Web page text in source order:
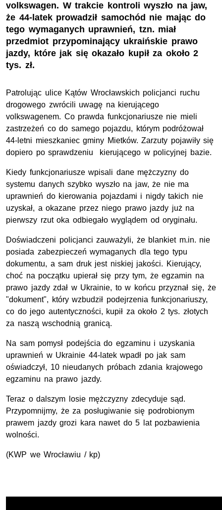
volkswagen. W trakcie kontroli wyszło na jaw,
że 44-latek prowadził samochód nie mając do
tego wymaganych uprawnień, tzn. miał
przedmiot przypominający ukraińskie prawo
jazdy, które jak się okazało kupił za około 2
tys. zł.
Patrolując ulice Kątów Wrocławskich policjanci ruchu
drogowego zwrócili uwagę na kierującego
volkswagenem. Co prawda funkcjonariusze nie mieli
zastrzeżeń co do samego pojazdu, którym podróżował
44-letni mieszkaniec gminy Mietków. Zarzuty pojawiły się
dopiero po sprawdzeniu kierującego w policyjnej bazie.
Kiedy funkcjonariusze wpisali dane mężczyzny do
systemu danych szybko wyszło na jaw, że nie ma
uprawnień do kierowania pojazdami i nigdy takich nie
uzyskał, a okazane przez niego prawo jazdy już na
pierwszy rzut oka odbiegało wyglądem od oryginału.
Doświadczeni policjanci zauważyli, że blankiet m.in. nie
posiada zabezpieczeń wymaganych dla tego typu
dokumentu, a sam druk jest niskiej jakości. Kierujący,
choć na początku upierał się przy tym, że egzamin na
prawo jazdy zdał w Ukrainie, to w końcu przyznał się, że
"dokument", który wzbudził podejrzenia funkcjonariuszy,
co do jego autentyczności, kupił za około 2 tys. złotych
za naszą wschodnią granicą.
Na sam pomysł podejścia do egzaminu i uzyskania
uprawnień w Ukrainie 44-latek wpadł po jak sam
oświadczył, 10 nieudanych próbach zdania krajowego
egzaminu na prawo jazdy.
Teraz o dalszym losie mężczyzny zdecyduje sąd.
Przypomnijmy, że za posługiwanie się podrobionym
prawem jazdy grozi kara nawet do 5 lat pozbawienia
wolności.
(KWP we Wrocławiu / kp)